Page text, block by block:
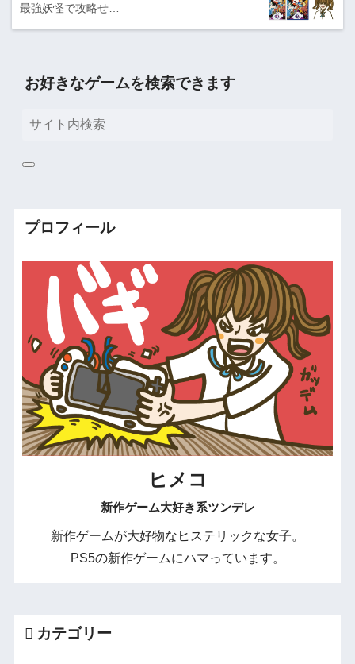
最強妖怪で攻略せ…
お好きなゲームを検索できます
プロフィール
ヒメコ
新作ゲーム大好き系ツンデレ
新作ゲームが大好物なヒステリックな女子。
PS5の新作ゲームにハマっています。
カテゴリー